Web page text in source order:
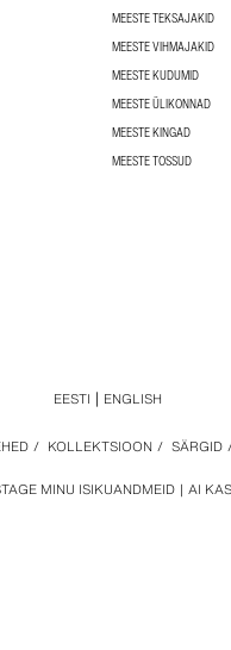
MEESTE TEKSAJAKID
MEESTE VIHMAJAKID
MEESTE KUDUMID
MEESTE ÜLIKONNAD
MEESTE KINGAD
MEESTE TOSSUD
MINU ISIKUANDMEID AI
/ KOLLEKTSIOON / SÄRGID
EESTI ENGLISH